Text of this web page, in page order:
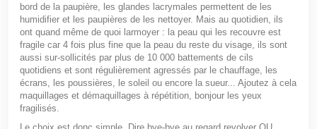
bord de la paupière, les glandes lacrymales permettent de les
humidifier et les paupières de les nettoyer. Mais au quotidien, ils
ont quand même de quoi larmoyer : la peau qui les recouvre est
fragile car 4 fois plus fine que la peau du reste du visage, ils sont
aussi sur-sollicités par plus de 10 000 battements de cils
quotidiens et sont régulièrement agressés par le chauffage, les
écrans, les poussières, le soleil ou encore la sueur... Ajoutez à cela
maquillages et démaquillages à répétition, bonjour les yeux
fragilisés.